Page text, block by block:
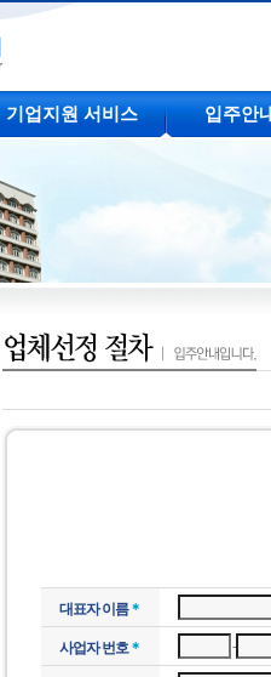
기업지원 서비스 입주안
대표자 이름＊
사업자 번호＊ -